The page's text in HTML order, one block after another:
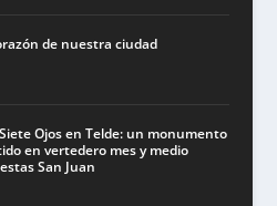
de nuestra ciudad
Ojos en Telde: un monumento
en vertedero mes y medio
San Juan